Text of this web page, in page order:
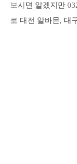
보시면 알겠지만
로 대전 알바몬, 대